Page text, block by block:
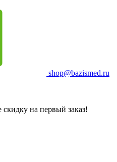
shop@bazismed.ru
скидку на первый заказ!